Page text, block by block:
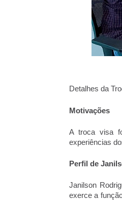
Detalhes da
Motivações
A troca visa
experiências
Perfil de
Janilson
exerce a